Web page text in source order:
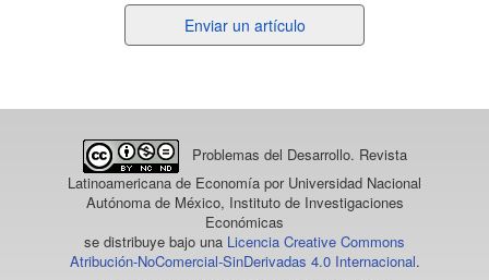
un
Enviar un artículo
Problemas del Desarrollo. Revista
Latinoamericana de Economía por Universidad Nacional
Autónoma de México, Instituto de Investigaciones
Económicas
se distribuye bajo una Licencia Creative Commons
Atribución-NoComercial-SinDerivadas 4.0 Internacional.